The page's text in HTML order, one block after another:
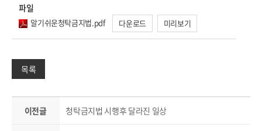
파일
알기쉬운청탁금지법.pdf 다운로드 미리보기
목록
이전글 청탁금지법 시행후 달라진 일상